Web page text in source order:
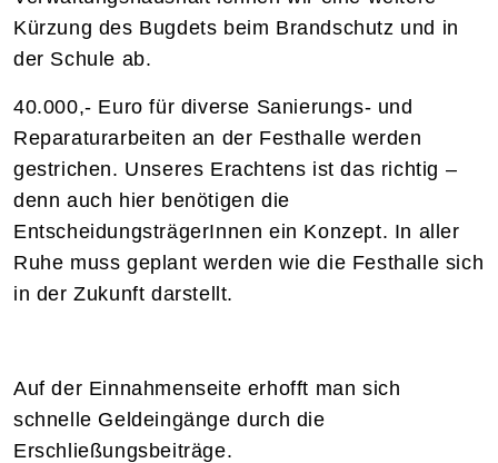
Kürzung des Bugdets beim Brandschutz und in
der Schule ab.
40.000,- Euro für diverse Sanierungs- und
Reparaturarbeiten an der Festhalle werden
gestrichen. Unseres Erachtens ist das richtig –
denn auch hier benötigen die
EntscheidungsträgerInnen ein Konzept. In aller
Ruhe muss geplant werden wie die Festhalle sich
in der Zukunft darstellt.
Auf der Einnahmenseite erhofft man sich
schnelle Geldeingänge durch die
Erschließungsbeiträge.